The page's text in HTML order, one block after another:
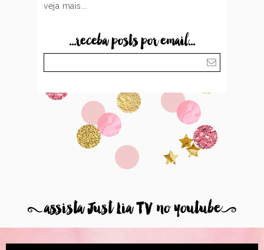
veja mais...
...receba posts por email...
8assista Just Lia TV no youtube9